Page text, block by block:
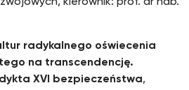
radykalnego oświecenia
na transcendencję.
XVI bezpieczeństwa,